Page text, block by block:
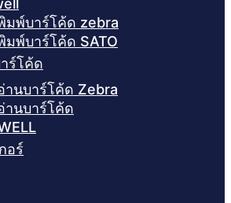
มพ์บาร์โค้ด zebra
มพ์บาร์โค้ด SATO
ร์โค้ด
านบาร์โค้ด Zebra
านบาร์โค้ด
อร์